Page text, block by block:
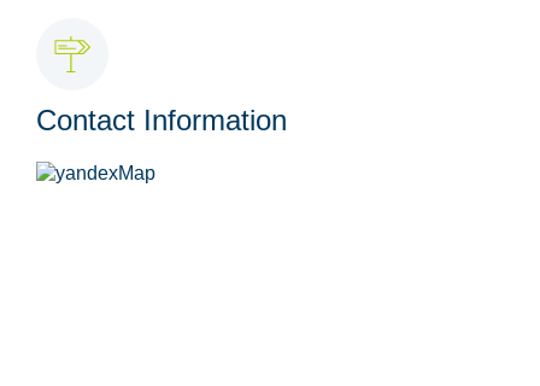
Contact Information